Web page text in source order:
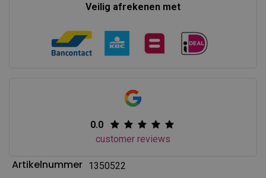
Veilig afrekenen met
0.0
customer reviews
Artikelnummer 1350522